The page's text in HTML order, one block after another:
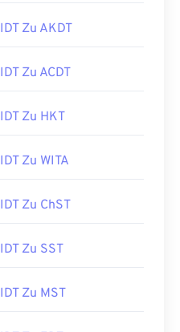
IDT Zu AKDT
IDT Zu ACDT
IDT Zu HKT
IDT Zu WITA
IDT Zu ChST
IDT Zu SST
IDT Zu MST